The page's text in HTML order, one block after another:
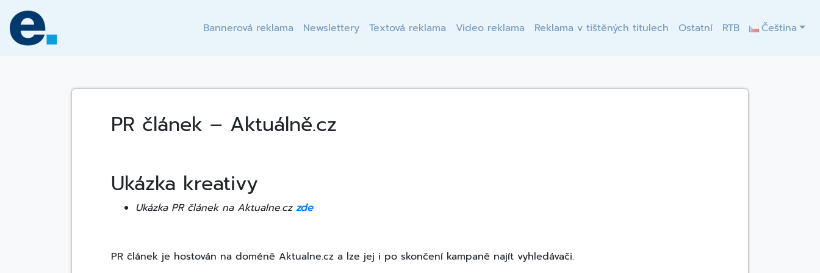
content
Bannerová reklama Newslettery Textová reklama Video reklama Reklama v tištěných titulech Ostatní RTB Čeština
PR článek – Aktuálně.cz
Ukázka kreativy
Ukázka PR článek na Aktualne.cz zde
PR článek je hostován na doméně Aktualne.cz a lze jej i po skončení kampaně najít vyhledávači.